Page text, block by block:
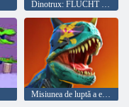
Misiunea de luptă a echipei Dino